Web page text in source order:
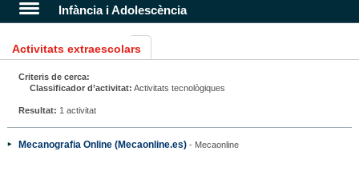
Infància i Adolescència
Activitats extraescolars
Criteris de cerca:
Classificador d’activitat: Activitats tecnològiques
Resultat: 1 activitat
Mecanografia Online (Mecaonline.es)- Mecaonline